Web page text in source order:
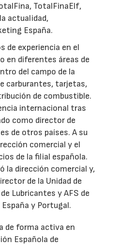
TotalFinaElf,
actualidad,
España.
de experiencia en el
en diferentes áreas de
del campo de la
carburantes, tarjetas,
de combustible.
internacional tras
como director de
de otros países. A su
comercial y el
de la filial española.
la dirección comercial y,
de la Unidad de
Lubricantes y AFS de
y Portugal.
de forma activa en
Española de